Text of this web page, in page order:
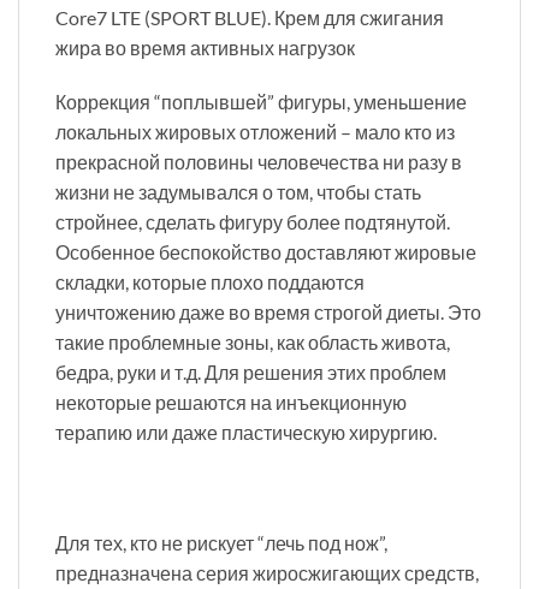
Core7 LTE (SPORT BLUE). Крем для сжигания
жира во время активных нагрузок
Коррекция “поплывшей” фигуры, уменьшение
локальных жировых отложений – мало кто из
прекрасной половины человечества ни разу в
жизни не задумывался о том, чтобы стать
стройнее, сделать фигуру более подтянутой.
Особенное беспокойство доставляют жировые
складки, которые плохо поддаются
уничтожению даже во время строгой диеты. Это
такие проблемные зоны, как область живота,
бедра, руки и т.д. Для решения этих проблем
некоторые решаются на инъекционную
терапию или даже пластическую хирургию.
Для тех, кто не рискует “лечь под нож”,
предназначена серия жиросжигающих средств,